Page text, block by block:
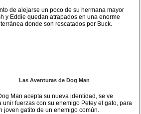
de alejarse un poco de su hermana mayor
y Eddie quedan atrapados en una enorme
donde son rescatados por Buck.
Las Aventuras de Dog Man
Man acepta su nueva identidad, se ve
unir fuerzas con su enemigo Petey el gato, para
joven gatito de un enemigo común.